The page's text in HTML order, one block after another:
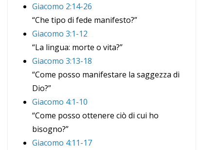
Giacomo 2:14-26
“Che tipo di fede manifesto?”
Giacomo 3:1-12
“La lingua: morte o vita?”
Giacomo 3:13-18
“Come posso manifestare la saggezza di
Dio?”
Giacomo 4:1-10
“Come posso ottenere ciò di cui ho
bisogno?”
Giacomo 4:11-17